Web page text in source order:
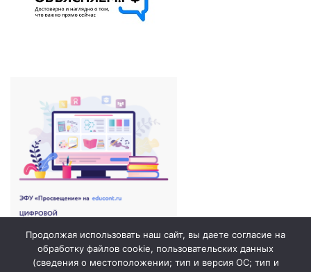
Продолжая использовать наш сайт, вы даете согласие на
обработку файлов cookie, пользовательских данных
(сведения о местоположении; тип и версия ОС; тип и